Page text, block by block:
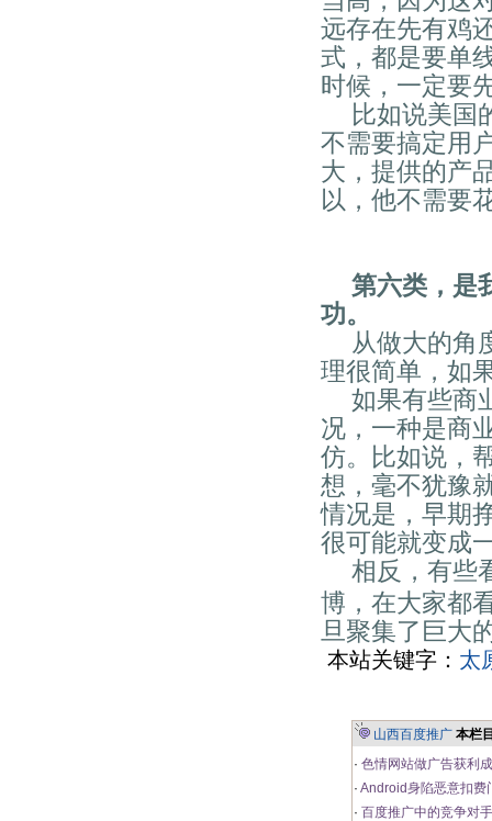
远存在先有鸡
式，都是要单
时候，一定要
比如说美国
不需要搞定用
大，提供的产
以，他不需要
第六类，是
功。
从做大的角
理很简单，如
如果有些商
况，一种是商
仿。比如说，
想，毫不犹豫
情况是，早期
很可能就变成
相反，有些
博，在大家都
旦聚集了巨大
本站关键字： 太
山西百度推广 本栏
· 色情网站做广告获利
· Android身陷恶意扣费
· 百度推广中的竞争对